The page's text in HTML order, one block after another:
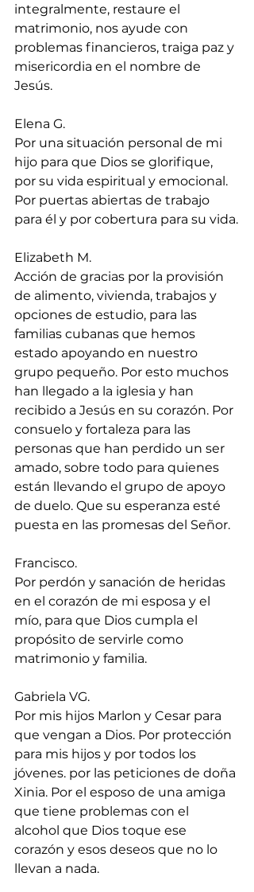
integralmente, restaure el
matrimonio, nos ayude con
problemas financieros, traiga paz y
misericordia en el nombre de
Jesús.
Elena G.
Por una situación personal de mi
hijo para que Dios se glorifique,
por su vida espiritual y emocional.
Por puertas abiertas de trabajo
para él y por cobertura para su vida.
Elizabeth M.
Acción de gracias por la provisión
de alimento, vivienda, trabajos y
opciones de estudio, para las
familias cubanas que hemos
estado apoyando en nuestro
grupo pequeño. Por esto muchos
han llegado a la iglesia y han
recibido a Jesús en su corazón. Por
consuelo y fortaleza para las
personas que han perdido un ser
amado, sobre todo para quienes
están llevando el grupo de apoyo
de duelo. Que su esperanza esté
puesta en las promesas del Señor.
Francisco.
Por perdón y sanación de heridas
en el corazón de mi esposa y el
mío, para que Dios cumpla el
propósito de servirle como
matrimonio y familia.
Gabriela VG.
Por mis hijos Marlon y Cesar para
que vengan a Dios. Por protección
para mis hijos y por todos los
jóvenes. por las peticiones de doña
Xinia. Por el esposo de una amiga
que tiene problemas con el
alcohol que Dios toque ese
corazón y esos deseos que no lo
llevan a nada.